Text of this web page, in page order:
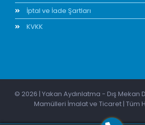
İptal ve İade Şartları
KVKK
© 2026 | Yakan Aydınlatma - Dış Mekan
Mamülleri İmalat ve Ticaret | Tüm